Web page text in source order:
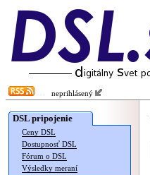
neprihlásený
DSL pripojenie
Ceny DSL
Dostupnosť DSL
Fórum o DSL
Výsledky meraní